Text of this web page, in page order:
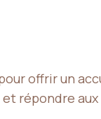
offrir un
répondre